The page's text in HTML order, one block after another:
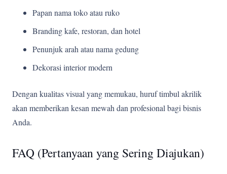
Papan nama toko atau ruko
Branding kafe, restoran, dan hotel
Penunjuk arah atau nama gedung
Dekorasi interior modern
Dengan kualitas visual yang memukau, huruf timbul akrilik
akan memberikan kesan mewah dan profesional bagi bisnis
Anda.
FAQ (Pertanyaan yang Sering Diajukan)